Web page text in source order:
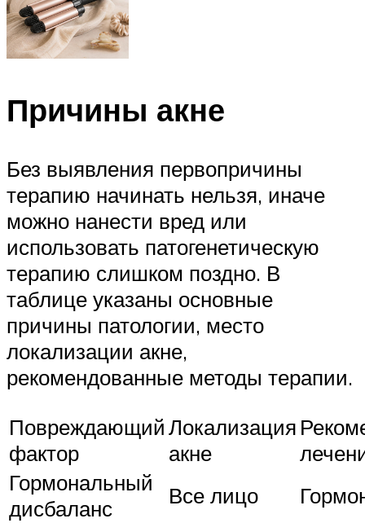
Причины акне
Без выявления первопричины
терапию начинать нельзя, иначе
можно нанести вред или
использовать патогенетическую
терапию слишком поздно. В
таблице указаны основные
причины патологии, место
локализации акне,
рекомендованные методы терапии.
Повреждающий
фактор
Локализация
акне
Гормональный
дисбаланс
Все лицо